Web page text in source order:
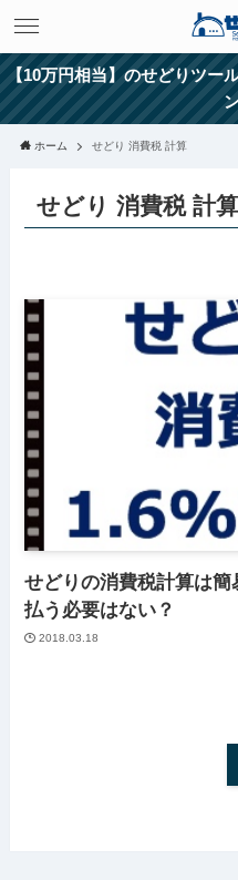
【10万円相当】のせどりツー
ホーム せどり 消費税 計算
せどり 消費税 計算
せどりの消費税計算は
払う必要はない？
2018.03.18